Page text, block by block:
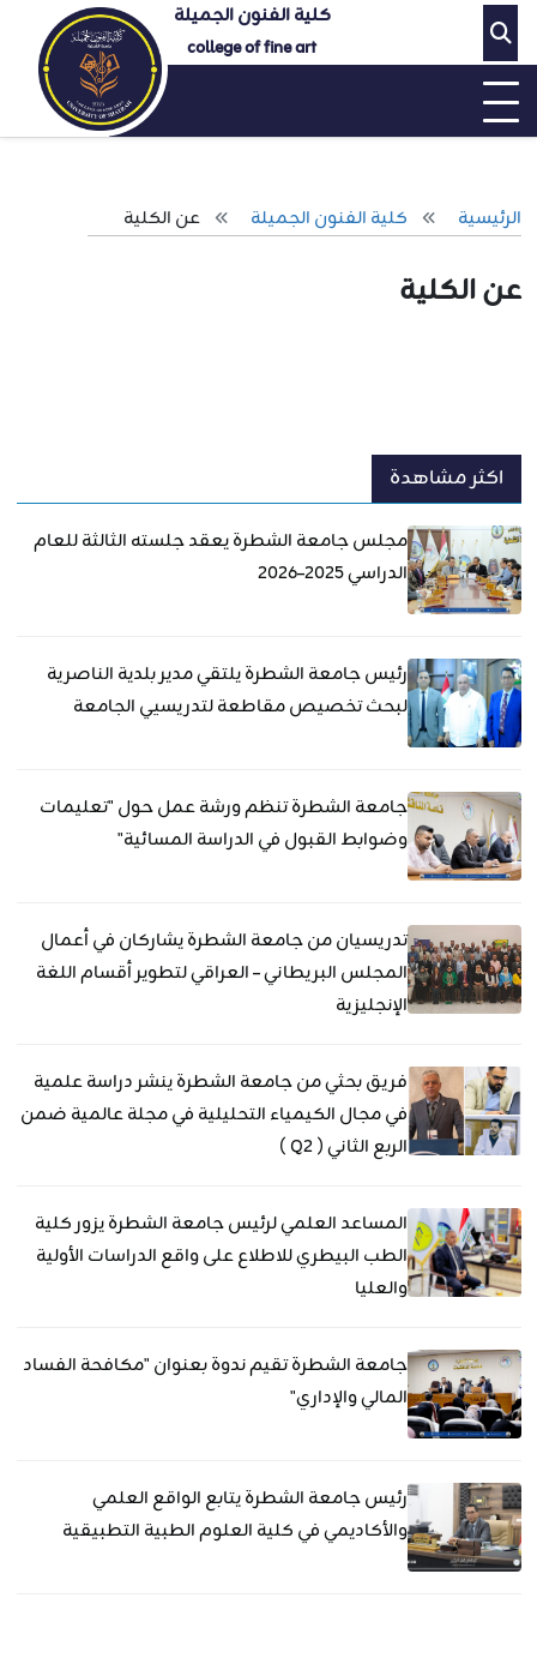
كلية الفنون الجميلة
college of fine art
الرئيسية كلية الفنون الجميلة عن الكلية
عن الكلية
اكثر مشاهدة
مجلس جامعة الشطرة يعقد جلسته الثالثة للعام
الدراسي 2025–2026
رئيس جامعة الشطرة يلتقي مدير بلدية الناصرية
لبحث تخصيص مقاطعة لتدريسيي الجامعة
جامعة الشطرة تنظم ورشة عمل حول "تعليمات
وضوابط القبول في الدراسة المسائية"
تدريسيان من جامعة الشطرة يشاركان في أعمال
المجلس البريطاني – العراقي لتطوير أقسام اللغة
الإنجليزية
فريق بحثي من جامعة الشطرة ينشر دراسة علمية
في مجال الكيمياء التحليلية في مجلة عالمية ضمن
الربع الثاني ( Q2 )
المساعد العلمي لرئيس جامعة الشطرة يزور كلية
الطب البيطري للاطلاع على واقع الدراسات الأولية
والعليا
جامعة الشطرة تقيم ندوة بعنوان "مكافحة الفساد
المالي والإداري"
رئيس جامعة الشطرة يتابع الواقع العلمي
والأكاديمي في كلية العلوم الطبية التطبيقية